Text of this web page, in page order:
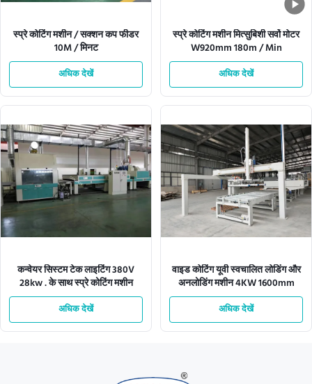
स्प्रे कोटिंग मशीन / सक्शन कप फीडर
10M / मिनट
अधिक देखें
स्प्रे कोटिंग मशीन मित्सुबिशी सर्वो मोटर
W920mm 180m / Min
अधिक देखें
कन्वेयर सिस्टम टेक लाइटिंग 380V
28kw . के साथ स्प्रे कोटिंग मशीन
अधिक देखें
वाइड कोटिंग यूवी स्वचालित लोडिंग और
अनलोडिंग मशीन 4KW 1600mm
अधिक देखें